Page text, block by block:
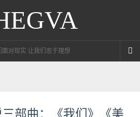
面对现实 让我们忠于理想
部曲：《我们》《美